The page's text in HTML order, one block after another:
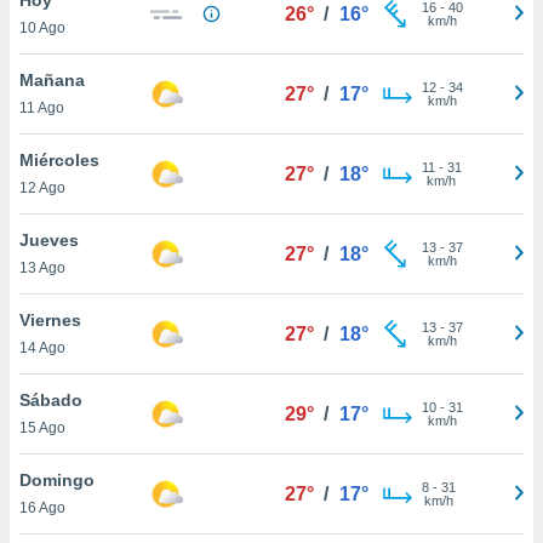
en
más
nuestra
de
cookies
aceptar
10 Ago
26° / 16° 16- 40
km/h
Mañana
11 Ago
27° / 17° 12- 34
km/h
Miércoles
12 Ago
27° / 18° 11 - 31
km/h
Jueves
13 Ago
27° / 18° 13- 37
km/h
Viernes
14 Ago
27° / 18° 13- 37
km/h
Sábado
15 Ago
29° / 17° 10- 31
km/h
Domingo
16 Ago
27° / 17° 8- 31
km/h